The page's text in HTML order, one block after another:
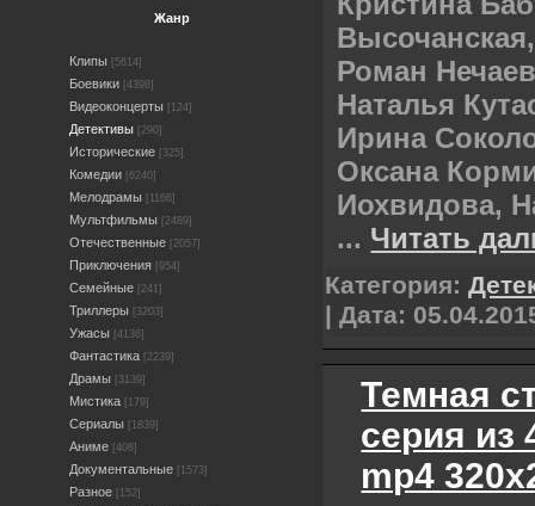
Жанр
Клипы [5614]
Боевики [4398]
Видеоконцерты [124]
Детективы [290]
Исторические [325]
Комедии [6240]
Мелодрамы [1166]
Мультфильмы [2489]
Отечественные [2057]
Приключения [954]
Семейные [241]
Триллеры [3203]
Ужасы [4136]
Фантастика [2239]
Драмы [3139]
Мистика [179]
Сериалы [1839]
Аниме [408]
Документальные [1573]
Разное [152]
Роман
Наталья
Ирина
Оксана
Иохвидова,
... Читать
Категория:
| Дата:
Темная
серия из
mp4